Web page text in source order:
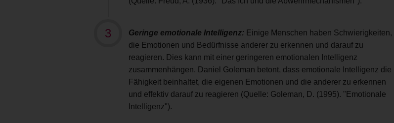
Geringe emotionale Intelligenz: Einige Menschen haben Schwierigkeiten,
die Emotionen und Bedürfnisse anderer zu erkennen und darauf zu
reagieren. Dies kann mit einer geringeren emotionalen Intelligenz
zusammenhängen. Daniel Goleman betont, dass emotionale Intelligenz die
Fähigkeit beinhaltet, die eigenen Emotionen und die anderer zu erkennen
und effektiv darauf zu reagieren (Quelle: Goleman, D. (1995). "Emotionale
Intelligenz").